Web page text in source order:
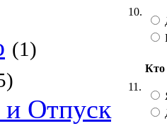
(1)
Отпуск
10.
11.
Кто